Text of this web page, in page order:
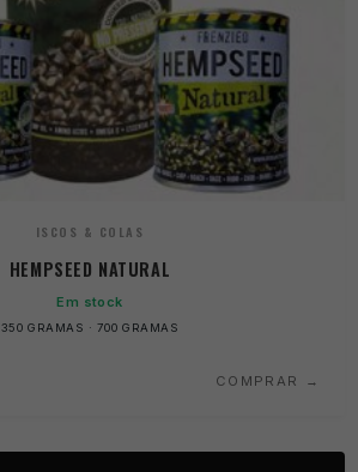
ISCOS & COLAS
HEMPSEED NATURAL
Em stock
350 GRAMAS · 700 GRAMAS
COMPRAR